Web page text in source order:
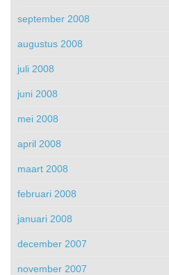
september 2008
augustus 2008
juli 2008
juni 2008
mei 2008
april 2008
maart 2008
februari 2008
januari 2008
december 2007
november 2007